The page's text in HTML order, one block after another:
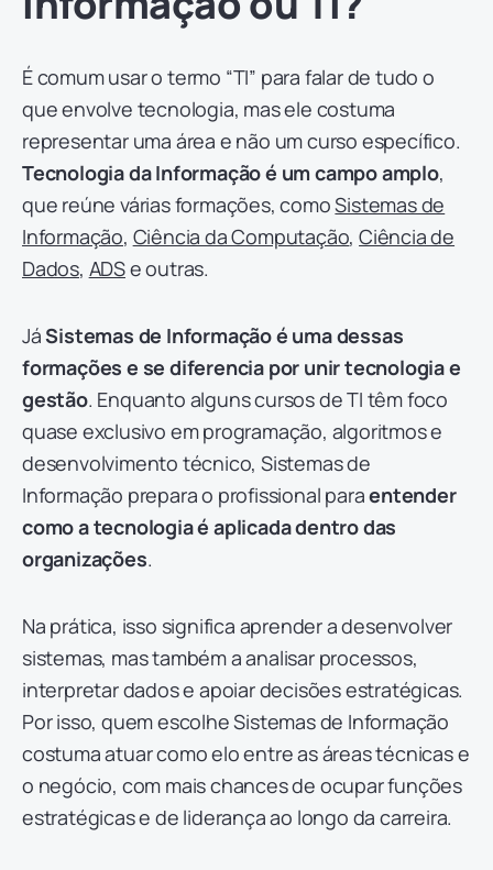
É comum usar o termo “TI” para falar de tudo o
que envolve tecnologia, mas ele costuma
representar uma área e não um curso específico.
Tecnologia da Informação é um campo amplo,
que reúne várias formações, comoSistemas de
Informação, Ciência da Computação,Ciência de
Dados, ADSe outras.
JáSistemas de Informação é uma dessas
formações e se diferencia por unirtecnologia e
gestão. Enquanto alguns cursos de TI têm foco
quase exclusivo em programação, algoritmos e
desenvolvimento técnico, Sistemas de
Informação prepara o profissional paraentender
como a tecnologia é aplicada dentro das
organizações.
Na prática, isso significa aprender a desenvolver
sistemas, mas também a analisar processos,
interpretar dados e apoiar decisões estratégicas.
Por isso, quem escolhe Sistemas de Informação
costuma atuar como elo entre as áreas técnicas e
o negócio, com mais chances de ocupar funções
estratégicas e de liderança ao longo da carreira.